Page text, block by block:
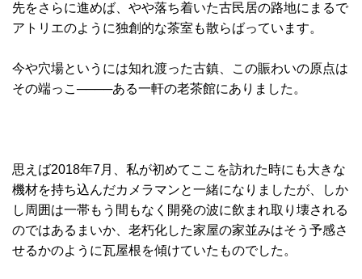
先をさらに進めば、やや落ち着いた古民居の路地にまるで
アトリエのように独創的な茶室も散らばっています。
今や穴場というには知れ渡った古鎮、この賑わいの原点は
その端っこ────ある一軒の老茶館にありました。
思えば2018年7月、私が初めてここを訪れた時にも大きな
機材を持ち込んだカメラマンと一緒になりましたが、しか
し周囲は一帯もう間もなく開発の波に飲まれ取り壊される
のではあるまいか、老朽化した家屋の家並みはそう予感さ
せるかのように瓦屋根を傾けていたものでした。